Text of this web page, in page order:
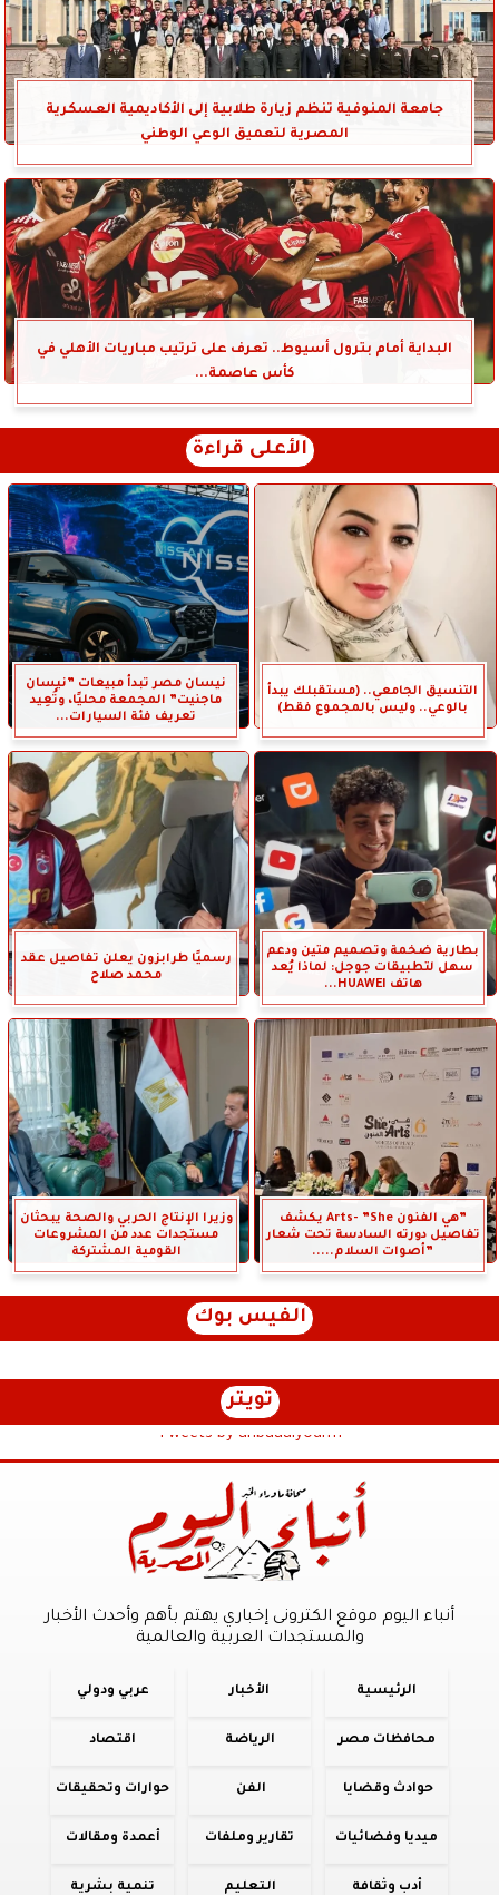
جامعة المنوفية تنظم زيارة طلابية إلى الأكاديمية العسكرية
المصرية لتعميق الوعي الوطني
البداية أمام بترول أسيوط.. تعرف على ترتيب مباريات الأهلي في
كأس عاصمة...
الأعلى قراءة
التنسيق الجامعي.. (مستقبلك يبدأ
بالوعي.. وليس بالمجموع فقط)
نيسان مصر تبدأ مبيعات ”نيسان
ماجنيت” المجمعة محليًا، وتُعِيد
تعريف فئة السيارات...
بطارية ضخمة وتصميم متين ودعم
سهل لتطبيقات جوجل: لماذا يُعد
هاتف HUAWEI...
رسميًا طرابزون يعلن تفاصيل عقد
محمد صلاح
”هي الفنون Arts- ”She يكشف
تفاصيل دورته السادسة تحت شعار
”أصوات السلام.....
وزيرا الإنتاج الحربي والصحة يبحثان
مستجدات عدد من المشروعات
القومية المشتركة
الفيس بوك
تويتر
Tweets by anbaaalyoum1
أنباء اليوم موقع الكترونى إخباري يهتم بأهم وأحدث الأخبار
والمستجدات العربية والعالمية
الرئيسية الأخبار عربي ودولي
محافظات مصر الرياضة اقتصاد
حوادث وقضايا الفن حوارات وتحقيقات
ميديا وفضائيات تقارير وملفات أعمدة ومقالات
أدب وثقافة التعليم تنمية بشرية